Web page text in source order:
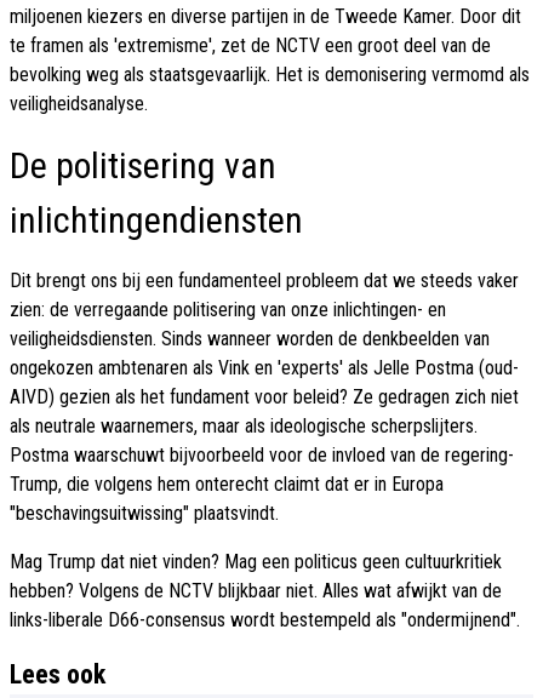
miljoenen kiezers en diverse partijen in de Tweede Kamer. Door dit
te framen als 'extremisme', zet de NCTV een groot deel van de
bevolking weg als staatsgevaarlijk. Het is demonisering vermomd als
veiligheidsanalyse.
De politisering van
inlichtingendiensten
Dit brengt ons bij een fundamenteel probleem dat we steeds vaker
zien: de verregaande politisering van onze inlichtingen- en
veiligheidsdiensten. Sinds wanneer worden de denkbeelden van
ongekozen ambtenaren als Vink en 'experts' als Jelle Postma (oud-
AIVD) gezien als het fundament voor beleid? Ze gedragen zich niet
als neutrale waarnemers, maar als ideologische scherpslijters.
Postma waarschuwt bijvoorbeeld voor de invloed van de regering-
Trump, die volgens hem onterecht claimt dat er in Europa
"beschavingsuitwissing" plaatsvindt.
Mag Trump dat niet vinden? Mag een politicus geen cultuurkritiek
hebben? Volgens de NCTV blijkbaar niet. Alles wat afwijkt van de
links-liberale D66-consensus wordt bestempeld als "ondermijnend".
Lees ook